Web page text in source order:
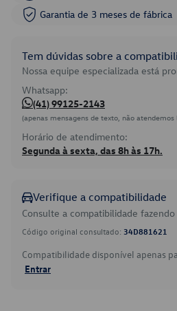
Garantia de 3 meses de fábrica
Tem dúvidas sobre a
Nossa equipe especializada está
Whatsapp:
(41) 99125-2143
(apenas mensagens de texto, não atendemos
Horário de atendimento:
Segunda à sexta, das 8h às 17h.
Verifique a compatibilidade
Consulte a compatibilidade
Código original consultado: 34D881621
Compatibilidade disponível apenas
Entrar